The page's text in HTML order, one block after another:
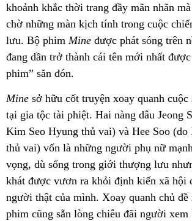
khoảnh khắc thời trang đầy mãn nhãn
chờ những màn kịch tính trong cuộc
lưu. Bộ phim Mine được phát sóng trên
đang dần trở thành cái tên mới nhất
phim” săn đón.
Mine sở hữu cốt truyện xoay quanh cuộc
tại gia tộc tài phiệt. Hai nàng dâu Jeong
Kim Seo Hyung thủ vai) và Hee Soo (do
thủ vai) vốn là những người phụ nữ
vọng, dù sống trong giới thượng lưu
khát được vươn ra khỏi định kiến xã hội
người thật của mình. Xoay quanh chủ đề
phim cũng sẵn lòng chiêu đãi người xem